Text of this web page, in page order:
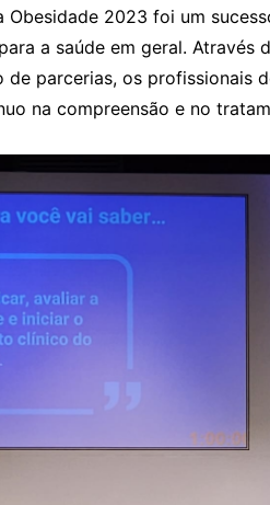
Obesidade 2023 foi um
a saúde em geral. Através
parcerias, os profissionais
na compreensão e no